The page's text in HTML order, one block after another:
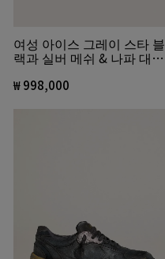
여성 아이스 그레이 스타 블
랙과 실버 메쉬 & 나파 대드-
₩ 998,000